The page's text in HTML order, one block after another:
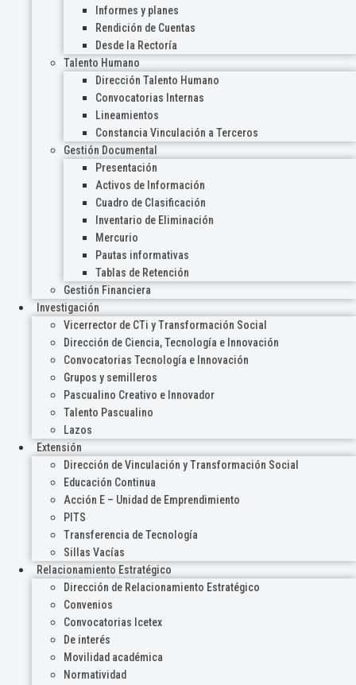
Informes y planes
Rendición de Cuentas
Desde la Rectoría
Talento Humano
Dirección Talento Humano
Convocatorias Internas
Lineamientos
Constancia Vinculación a Terceros
Gestión Documental
Presentación
Activos de Información
Cuadro de Clasificación
Inventario de Eliminación
Mercurio
Pautas informativas
Tablas de Retención
Gestión Financiera
Investigación
Vicerrector de CTi y Transformación Social
Dirección de Ciencia, Tecnología e Innovación
Convocatorias Tecnología e Innovación
Grupos y semilleros
Pascualino Creativo e Innovador
Talento Pascualino
Lazos
Extensión
Dirección de Vinculación y Transformación Social
Educación Continua
Acción E – Unidad de Emprendimiento
PITS
Transferencia de Tecnología
Sillas Vacías
Relacionamiento Estratégico
Dirección de Relacionamiento Estratégico
Convenios
Convocatorias Icetex
De interés
Movilidad académica
Normatividad